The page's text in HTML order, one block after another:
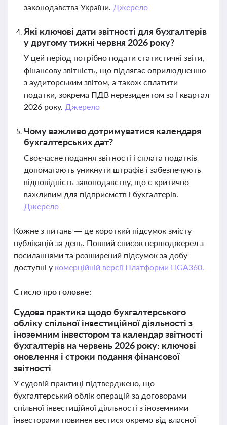
законодавства України. Джерело
Які ключові дати звітності для бухгалтерів
у другому тижні червня 2026 року?
У цей період потрібно подати статистичні звіти,
фінансову звітність, що підлягає оприлюдненню
з аудиторським звітом, а також сплатити
податки, зокрема ПДВ нерезидентом за I квартал
2026 року. Джерело
Чому важливо дотримуватися календаря
бухгалтерських дат?
Своєчасне подання звітності і сплата податків
допомагають уникнути штрафів і забезпечують
відповідність законодавству, що є критично
важливим для підприємств і бухгалтерів.
Джерело
Кожне з питань — це короткий підсумок змісту
публікацій за день. Повний список першоджерел з
посиланнями та розширений підсумок за добу
доступні у комерційній версії Платформи LIGA360.
Стисло про головне:
Судова практика щодо бухгалтерського
обліку спільної інвестиційної діяльності з
іноземним інвестором та календар звітності
бухгалтерів на червень 2026 року: ключові
оновлення і строки подання фінансової
звітності
У судовій практиці підтверджено, що
бухгалтерський облік операцій за договорами
спільної інвестиційної діяльності з іноземними
інвесторами повинен вестися окремо від власної